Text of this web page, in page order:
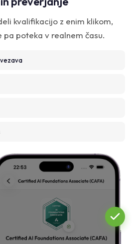
kvalifikacijo z enim klikom,
pa poteka v realnem času.